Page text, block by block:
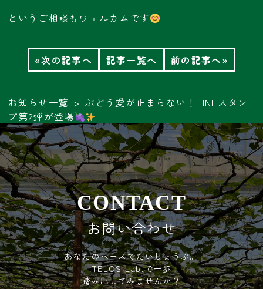
というご相談もウェルカムです
«次の記事へ 記事一覧へ 前の記事へ»
お知らせ一覧
ぶどう愛が止まらない！LINEスタン
プ第2弾が登場
お問い合わせ
あなたのペースでだいじょうぶ。
TELOS Lab.で一歩
踏み出してみませんか？